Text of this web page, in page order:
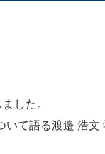
した。
て語る渡邉 浩